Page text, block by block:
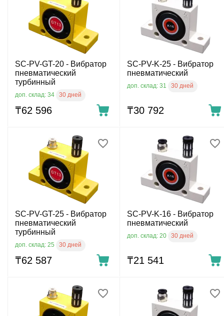
SC-PV-GT-20 - Вибратор
пневматический
турбинный
доп. склад: 34 30 дней
₸62 596
SС-PV-K-25 - Вибратор
пневматический
доп. склад: 31 30 дней
₸30 792
SC-PV-GT-25 - Вибратор
пневматический
турбинный
доп. склад: 25 30 дней
₸62 587
SС-PV-K-16 - Вибратор
пневматический
доп. склад: 20 30 дней
₸21 541